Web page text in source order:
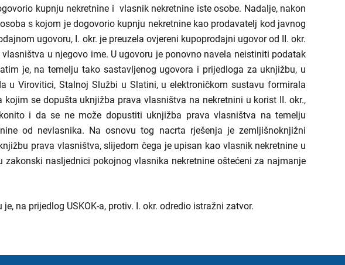
kupnju nekretnine i vlasnik nekretnine iste osobe. Nadalje, nakon
s kojom je dogovorio kupnju nekretnine kao prodavatelj kod javnog
ugovoru, I. okr. je preuzela ovjereni kupoprodajni ugovor od II. okr.
u njegovo ime. U ugovoru je ponovno navela neistiniti podatak
je, na temelju tako sastavljenog ugovora i prijedloga za uknjižbu, u
u Virovitici, Stalnoj Službi u Slatini, u elektroničkom sustavu formirala
se dopušta uknjižba prava vlasništva na nekretnini u korist II. okr.,
i da se ne može dopustiti uknjižba prava vlasništva na temelju
od nevlasnika. Na osnovu tog nacrta rješenja je zemljišnoknjižni
prava vlasništva, slijedom čega je upisan kao vlasnik nekretnine u
nasljednici pokojnog vlasnika nekretnine oštećeni za najmanje
na prijedlog USKOK-a, protiv. I. okr. odredio istražni zatvor.